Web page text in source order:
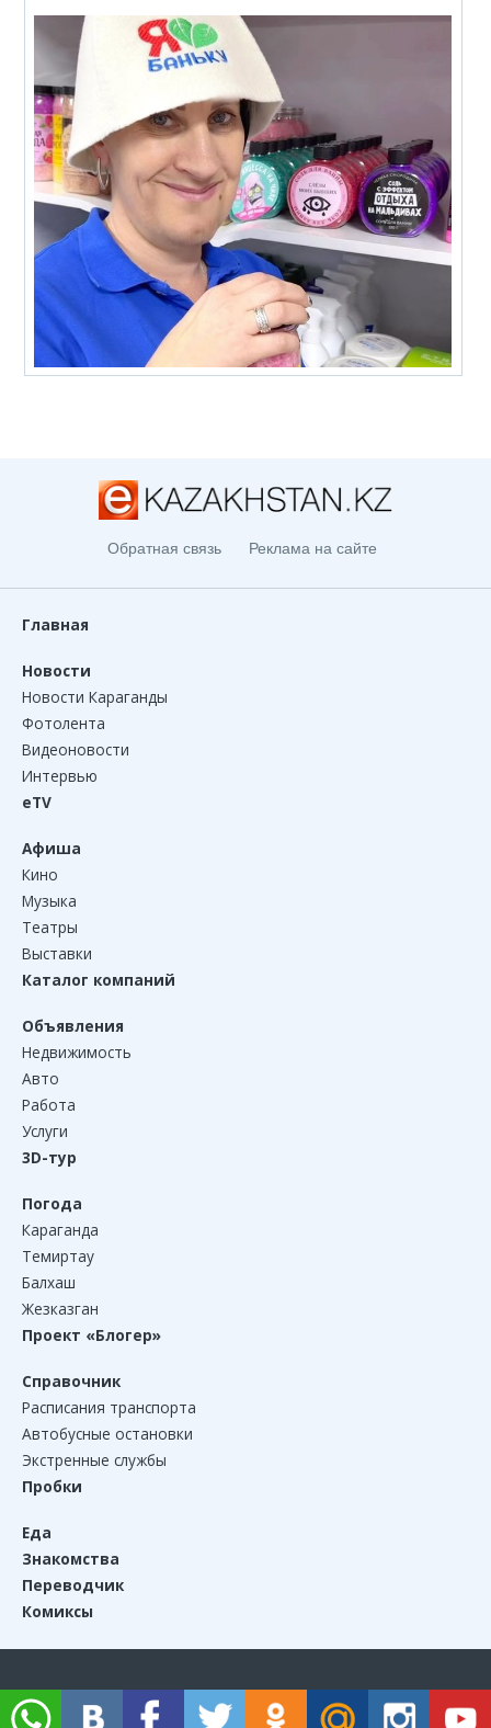
Обратная связь Реклама на сайте
Главная
Новости
Новости Караганды
Фотолента
Видеоновости
Интервью
eTV
Афиша
Кино
Музыка
Театры
Выставки
Каталог компаний
Объявления
Недвижимость
Авто
Работа
Услуги
3D-тур
Погода
Караганда
Темиртау
Балхаш
Жезказган
Проект «Блогер»
Справочник
Расписания транспорта
Автобусные остановки
Экстренные службы
Пробки
Еда
Знакомства
Переводчик
Комиксы